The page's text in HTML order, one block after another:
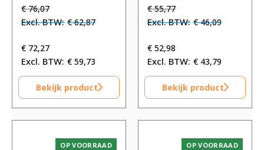
Oorspronkelijke
prijs
€ 76,07.
€76,07Huidige
prijs
€ 76,07.
€62,87
€ 72,27
€ 59,73
Bekijk product
Oorspronkelijke
prijs
€ 55,77.
€55,77Huidige
prijs €46,09
€ 52,98
€ 43,79
Bekijk product
OP VOORRAAD OP VOORRAAD